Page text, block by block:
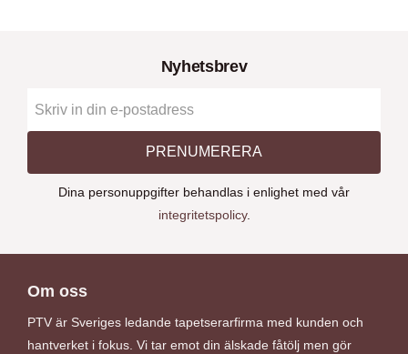
Nyhetsbrev
PRENUMERERA
Dina personuppgifter behandlas i enlighet med vår
integritetspolicy.
Om oss
PTV är Sveriges ledande tapetserarfirma med kunden och
hantverket i fokus. Vi tar emot din älskade fåtölj men gör